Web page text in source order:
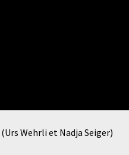
Wehrli et Nadja Seiger)